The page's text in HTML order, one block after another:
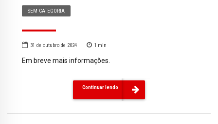
SEM CATEGORIA
31 de outubro de 2024 1 min
Em breve mais informações.
Continuar lendo